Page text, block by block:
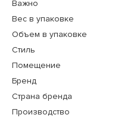
Важно
Вес в упаковке
Объем в упаковке
Стиль
Помещение
Бренд
Страна бренда
Производство